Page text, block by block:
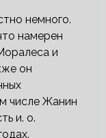
немного.
намерен
и
он
числе Жанин
и. о.